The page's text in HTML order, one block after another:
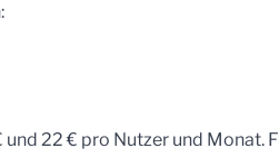
22 € pro Nutzer und Monat.